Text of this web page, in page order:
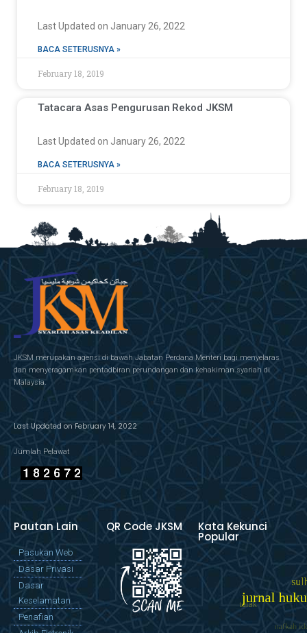
Last Updated on January 26, 2022
BACA SETERUSNYA »
February 18, 2019
Tatacara Asas Pengurusan Rekod JKSM
Last Updated on January 26, 2022
BACA SETERUSNYA »
February 18, 2019
JKSM merupakan agensi di bawah Jabatan Perdana Menteri bagi menyelaras
dan menyeragamkan pentadbiran perundangan dan kehakiman syariah di
Malaysia.
Last Updated on February 14, 2022
Jumlah Pelawat
Pautan Lain
Pasukan Web
Dasar Privasi
Dasar
Keselamatan
Penafian
QR Code JKSM Kata Kekunci
Popular